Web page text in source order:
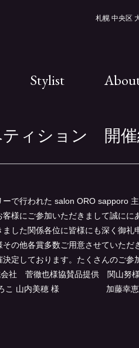
札幌 中央区
Stylist
ィション 開催
で行われた salon ORO sapporo
様にご参加いただきまして誠にに
ました関係各位に皆様にも深く御
他各賞多数ご用意させていただ
定しております。たくさんのご参
株式会社 菅徹也様協賛品
山内美穂 様 加藤